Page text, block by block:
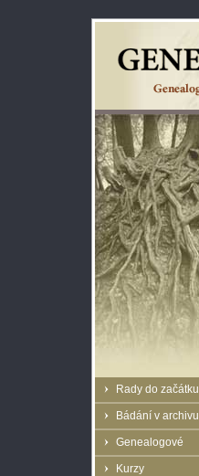
Rady do začátku
Bádání v archivu
Genealogové
Kurzy